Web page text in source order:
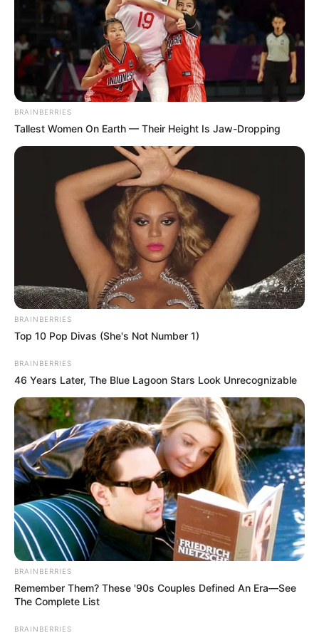
0 30
Like this post? Please share to your friends:
BRAINBERRIES
Tallest Women On Earth — Their Height Is Jaw-Dropping
BRAINBERRIES
Top 10 Pop Divas (She's Not Number 1)
BRAINBERRIES
46 Years Later, The Blue Lagoon Stars Look Unrecognizable
BRAINBERRIES
Remember Them? These '90s Couples Defined An Era—See
The Complete List
BRAINBERRIES